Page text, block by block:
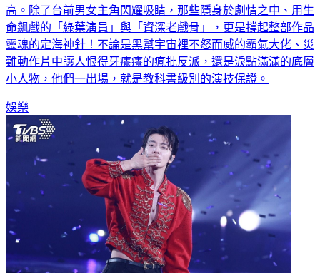
高。除了台前男女主角閃耀吸睛，那些隱身於劇情之中、用生
命飆戲的「綠葉演員」與「資深老戲骨」，更是撐起整部作品
靈魂的定海神針！不論是黑幫宇宙裡不怒而威的霸氣大佬、災
難動作片中讓人恨得牙癢癢的瘋批反派，還是淚點滿滿的底層
小人物，他們一出場，就是教科書級別的演技保證。
娛樂